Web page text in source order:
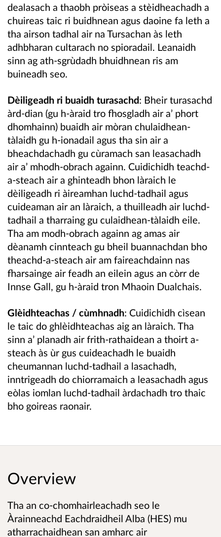
dealasach a thaobh pròiseas a stèidheachadh a
chuireas taic ri buidhnean agus daoine fa leth a
tha airson tadhal air na Tursachan às leth
adhbharan cultarach no spioradail. Leanaidh
sinn ag ath-sgrùdadh bhuidhnean ris am
buineadh seo.
Dèiligeadh ri buaidh turasachd: Bheir turasachd
àrd-dian (gu h-àraid tro fhosgladh air a’ phort
dhomhainn) buaidh air mòran chulaidhean-
tàlaidh gu h-ionadail agus tha sin air a
bheachdachadh gu cùramach san leasachadh
air a’ mhodh-obrach againn. Cuidichidh teachd-
a-steach air a ghinteadh bhon làraich le
dèiligeadh ri àireamhan luchd-tadhail agus
cuideaman air an làraich, a thuilleadh air luchd-
tadhail a tharraing gu culaidhean-tàlaidh eile.
Tha am modh-obrach againn ag amas air
dèanamh cinnteach gu bheil buannachdan bho
theachd-a-steach air am faireachdainn nas
fharsainge air feadh an eilein agus an còrr de
Innse Gall, gu h-àraid tron Mhaoin Dualchais.
Glèidhteachas / cùmhnadh: Cuidichidh cìsean
le taic do ghlèidhteachas aig an làraich. Tha
sinn a’ planadh air frith-rathaidean a thoirt a-
steach às ùr gus cuideachadh le buaidh
cheumannan luchd-tadhail a lasachadh,
inntrigeadh do chiorramaich a leasachadh agus
eòlas iomlan luchd-tadhail àrdachadh tro thaic
bho goireas raonair.
Overview
Tha an co-chomhairleachadh seo le
Àrainneachd Eachdraidheil Alba (HES) mu
atharrachaidhean san amharc air